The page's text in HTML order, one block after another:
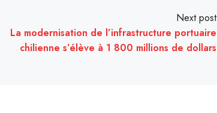
Next post
La modernisation de l’infrastructure portuaire
chilienne s’élève à 1 800 millions de dollars